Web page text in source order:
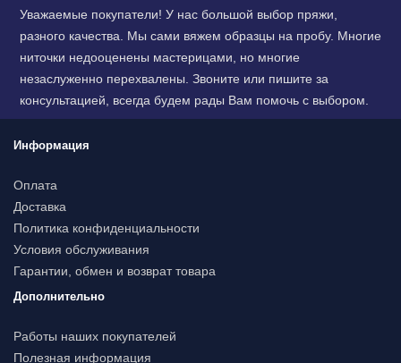
Уважаемые покупатели! У нас большой выбор пряжи,
разного качества. Мы сами вяжем образцы на пробу. Многие
ниточки недооценены мастерицами, но многие
незаслуженно перехвалены. Звоните или пишите за
консультацией, всегда будем рады Вам помочь с выбором.
Информация
Оплата
Доставка
Политика конфиденциальности
Условия обслуживания
Гарантии, обмен и возврат товара
Дополнительно
Работы наших покупателей
Полезная информация